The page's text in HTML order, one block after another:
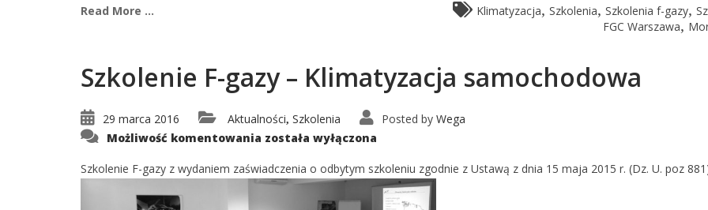
Read More ... Klimatyzacja, Szkolenia, Szkolenia f-gazy,
FGC Warszawa,
Szkolenie F-gazy – Klimatyzacja samochodowa
29 marca 2016 Aktualności, Szkolenia Posted by Wega
Możliwość komentowania Szkolenie
F-
–
Klimatyzacja
samochodowa
została wyłączona
Szkolenie F-gazy z wydaniem zaświadczenia o odbytym szkoleniu zgodnie z Ustawą z dnia 15 maja 2015 r. (Dz. U. poz